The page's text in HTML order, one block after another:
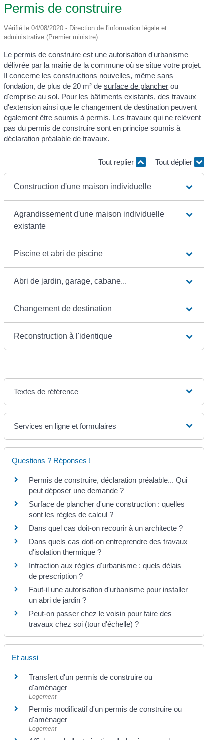
Permis de construire
Vérifié le 04/08/2020 - Direction de l'information légale et
administrative (Premier ministre)
Le permis de construire est une autorisation d'urbanisme
délivrée par la mairie de la commune où se situe votre projet.
Il concerne les constructions nouvelles, même sans
fondation, de plus de 20 m² desurface de plancher ou
d'emprise au sol. Pour les bâtiments existants, des travaux
d'extension ainsi que le changement de destination peuvent
également être soumis à permis. Les travaux qui ne relèvent
pas du permis de construire sont en principe soumis à
déclaration préalable de travaux.
Tout replier Tout déplier
Construction d'une maison individuelle
Agrandissement d'une maison individuelle
existante
Piscine et abri de piscine
Abri de jardin, garage, cabane...
Changement de destination
Reconstruction à l'identique
Textes de référence
Services en ligne et formulaires
Questions ? Réponses !
Permis de construire, déclaration préalable... Qui
peut déposer une demande ?
Surface de plancher d'une construction : quelles
sont les règles de calcul ?
Dans quel cas doit-on recourir à un architecte ?
Dans quels cas doit-on entreprendre des travaux
d'isolation thermique ?
Infraction aux règles d'urbanisme : quels délais
de prescription ?
Faut-il une autorisation d'urbanisme pour installer
un abri de jardin ?
Peut-on passer chez le voisin pour faire des
travaux chez soi (tour d'échelle) ?
Et aussi
Transfert d'un permis de construire ou
d'aménager
Logement
Permis modificatif d'un permis de construire ou
d'aménager
Logement